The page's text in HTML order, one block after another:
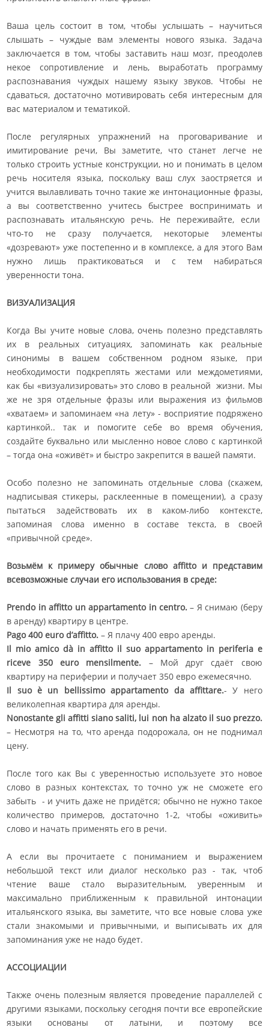
Ваша цель состоит в том, чтобы услышать – научиться
слышать – чуждые вам элементы нового языка. Задача
заключается в том, чтобы заставить наш мозг, преодолев
некое сопротивление и лень, выработать программу
распознавания чуждых нашему языку звуков. Чтобы не
сдаваться, достаточно мотивировать себя интересным для
вас материалом и тематикой.
После регулярных упражнений на проговаривание и
имитирование речи, Вы заметите, что станет легче не
только строить устные конструкции, но и понимать в целом
речь носителя языка, поскольку ваш слух заостряется и
учится вылавливать точно такие же интонационные фразы,
а вы соответственно учитесь быстрее воспринимать и
распознавать итальянскую речь. Не переживайте, если
что-то не сразу получается, некоторые элементы
«дозревают» уже постепенно и в комплексе, а для этого Вам
нужно лишь практиковаться и с тем набираться
уверенности тона.
ВИЗУАЛИЗАЦИЯ
Когда Вы учите новые слова, очень полезно представлять
их в реальных ситуациях, запоминать как реальные
синонимы в вашем собственном родном языке, при
необходимости подкреплять жестами или междометиями,
как бы «визуализировать» это слово в реальной жизни. Мы
же не зря отдельные фразы или выражения из фильмов
«хватаем» и запоминаем «на лету» - восприятие подряжено
картинкой.. так и помогите себе во время обучения,
создайте буквально или мысленно новое слово с картинкой
– тогда она «оживёт» и быстро закрепится в вашей памяти.
Особо полезно не запоминать отдельные слова (скажем,
надписывая стикеры, расклеенные в помещении), а сразу
пытаться задействовать их в каком-либо контексте,
запоминая слова именно в составе текста, в своей
«привычной среде».
Возьмём к примеру обычные слово affitto и представим
всевозможные случаи его использования в среде:
Prendo in affitto un appartamento in centro.– Я снимаю (беру
в аренду) квартиру в центре.
Pago 400 euro d’affitto. – Я плачу 400 евро аренды.
Il mio amico dà in affitto il suo appartamento in periferia e
riceve 350 euro mensilmente. – Мой друг сдаёт свою
квартиру на периферии и получает 350 евро ежемесячно.
Il suo è un bellissimo appartamento da affittare.- У него
великолепная квартира для аренды.
Nonostante gli affitti siano saliti, lui non ha alzato il suo prezzo.
– Несмотря на то, что аренда подорожала, он не поднимал
цену.
После того как Вы с уверенностью используете это новое
слово в разных контекстах, то точно уж не сможете его
забыть - и учить даже не придётся; обычно не нужно такое
количество примеров, достаточно 1-2, чтобы «оживить»
слово и начать применять его в речи.
А если вы прочитаете с пониманием и выражением
небольшой текст или диалог несколько раз - так, чтоб
чтение ваше стало выразительным, уверенным и
максимально приближенным к правильной интонации
итальянского языка, вы заметите, что все новые слова уже
стали знакомыми и привычными, и выписывать их для
запоминания уже не надо будет.
АССОЦИАЦИИ
Также очень полезным является проведение параллелей с
другими языками, поскольку сегодня почти все европейские
языки основаны от латыни, и поэтому все